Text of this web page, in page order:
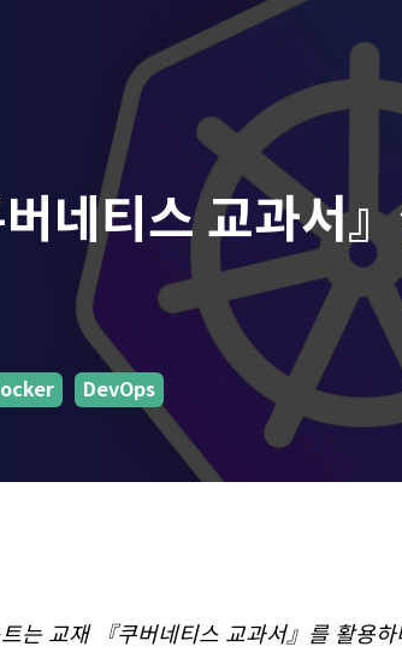
버네티스 교과서
DevOps
는 교재 『쿠버네티스 교과서』를 활용하